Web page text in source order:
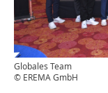
Globales Team
© EREMA GmbH